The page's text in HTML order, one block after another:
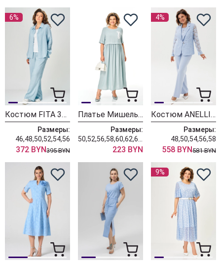
6%
Костюм FITA 3315 небесно-голубой
Размеры:
46,48,50,52,54,56
372 BYN395 BYN
Платье Мишель Шик 2132-2 нежно-голубой
Размеры:
223 BYN
4%
Костюм ANELLI LAUREL 1869 голубое кружево
Размеры:
48,50,54,56,58
558 BYN581 BYN
9%